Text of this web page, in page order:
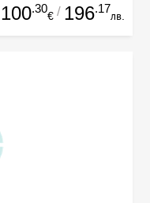
100.30
€ / 196.17
лв.